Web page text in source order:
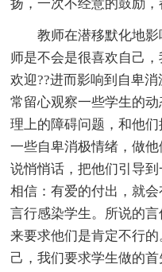
扬，一次不经意的鼓励，
教师在潜移默化地影
师是不会是很喜欢自己
欢迎??进而影响到自卑
常留心观察一些学生的
理上的障碍问题，和他
一些自卑消极情绪，做
说悄悄话，把他们引导
相信：有爱的付出，就
言行感染学生。所说的
来要求他们是肯定不行
己，我们要求学生做的